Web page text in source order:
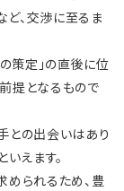
ど、交渉に至るま
策定」の直後に位
前提となるもので
との出会いはあり
えます。
められるため、豊